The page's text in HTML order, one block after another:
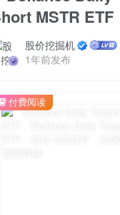
MSTR ETF
股价挖掘机
1年前发布
付费阅读